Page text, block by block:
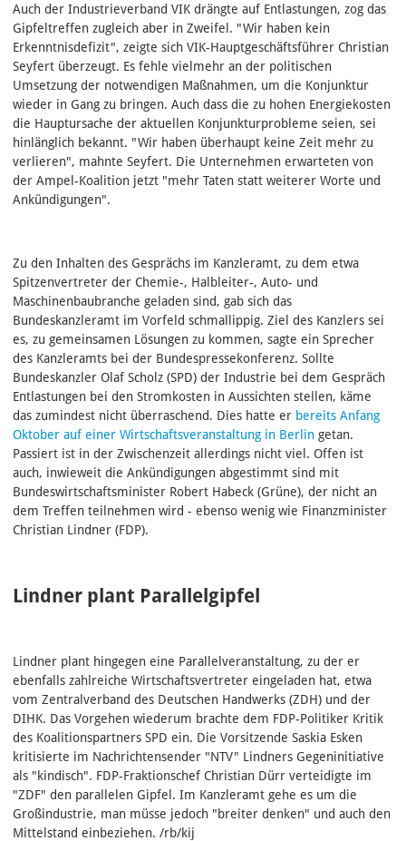
Auch der Industrieverband VIK drängte auf Entlastungen, zog das
Gipfeltreffen zugleich aber in Zweifel. "Wir haben kein
Erkenntnisdefizit", zeigte sich VIK-Hauptgeschäftsführer Christian
Seyfert überzeugt. Es fehle vielmehr an der politischen
Umsetzung der notwendigen Maßnahmen, um die Konjunktur
wieder in Gang zu bringen. Auch dass die zu hohen Energiekosten
die Hauptursache der aktuellen Konjunkturprobleme seien, sei
hinlänglich bekannt. "Wir haben überhaupt keine Zeit mehr zu
verlieren", mahnte Seyfert. Die Unternehmen erwarteten von
der Ampel-Koalition jetzt "mehr Taten statt weiterer Worte und
Ankündigungen".
Zu den Inhalten des Gesprächs im Kanzleramt, zu dem etwa
Spitzenvertreter der Chemie-, Halbleiter-, Auto- und
Maschinenbaubranche geladen sind, gab sich das
Bundeskanzleramt im Vorfeld schmallippig. Ziel des Kanzlers sei
es, zu gemeinsamen Lösungen zu kommen, sagte ein Sprecher
des Kanzleramts bei der Bundespressekonferenz. Sollte
Bundeskanzler Olaf Scholz (SPD) der Industrie bei dem Gespräch
Entlastungen bei den Stromkosten in Aussichten stellen, käme
das zumindest nicht überraschend. Dies hatte er bereits Anfang
Oktober auf einer Wirtschaftsveranstaltung in Berlin getan.
Passiert ist in der Zwischenzeit allerdings nicht viel. Offen ist
auch, inwieweit die Ankündigungen abgestimmt sind mit
Bundeswirtschaftsminister Robert Habeck (Grüne), der nicht an
dem Treffen teilnehmen wird - ebenso wenig wie Finanzminister
Christian Lindner (FDP).
Lindner plant Parallelgipfel
Lindner plant hingegen eine Parallelveranstaltung, zu der er
ebenfalls zahlreiche Wirtschaftsvertreter eingeladen hat, etwa
vom Zentralverband des Deutschen Handwerks (ZDH) und der
DIHK. Das Vorgehen wiederum brachte dem FDP-Politiker Kritik
des Koalitionspartners SPD ein. Die Vorsitzende Saskia Esken
kritisierte im Nachrichtensender "NTV" Lindners Gegeninitiative
als "kindisch". FDP-Fraktionschef Christian Dürr verteidigte im
"ZDF" den parallelen Gipfel. Im Kanzleramt gehe es um die
Großindustrie, man müsse jedoch "breiter denken" und auch den
Mittelstand einbeziehen. /rb/kij